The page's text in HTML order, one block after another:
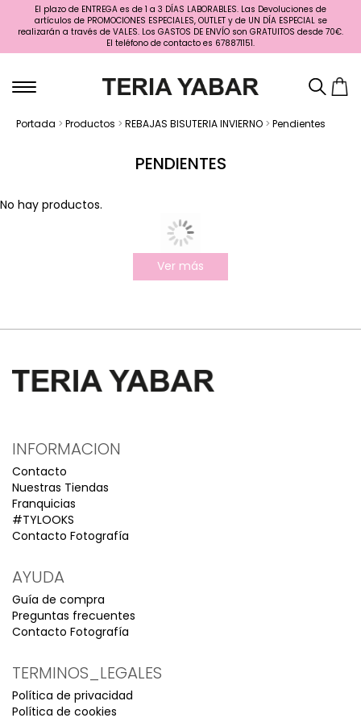
El plazo de ENTREGA es de 1 a 3 DÍAS LABORABLES. Las Devoluciones de
artículos de PROMOCIONES ESPECIALES, OUTLET y de UN DÍA ESPECIAL se
realizarán a través de VALES. Los GASTOS DE ENVÍO son GRATUITOS desde 70€.
El teléfono de contacto es 678871151.
Portada > Productos > REBAJAS BISUTERIA INVIERNO > Pendientes
PENDIENTES
No hay productos.
Ver más
INFORMACION
Contacto
Nuestras Tiendas
Franquicias
#TYLOOKS
Contacto Fotografía
AYUDA
Guía de compra
Preguntas frecuentes
Contacto Fotografía
TERMINOS_LEGALES
Política de privacidad
Política de cookies